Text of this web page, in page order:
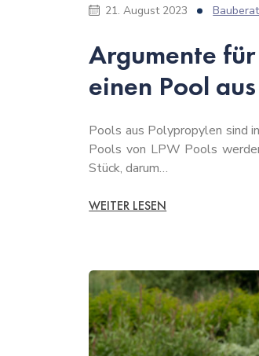
21. August 2023
Argumente
einen Pool
Pools aus Polypropylen sind
Pools von LPW Pools
Stück, darum…
WEITER LESEN